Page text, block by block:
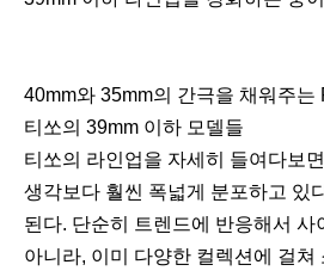
40mm와 35mm의 간극을 채워주는
티쏘의 39mm 이하 모델들
티쏘의 라인업을 자세히 들여다보
생각보다 훨씬 폭넓게 분포하고 있
된다. 단순히 트렌드에 반응해서 사
아니라, 이미 다양한 컬렉션에 걸쳐